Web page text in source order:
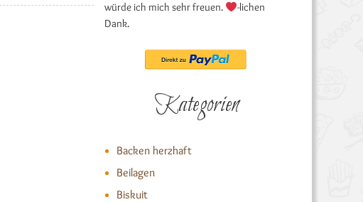
würde ich mich sehr freuen.
-lichen
Dank.
Kategorien
Backen herzhaft
Beilagen
Biskuit